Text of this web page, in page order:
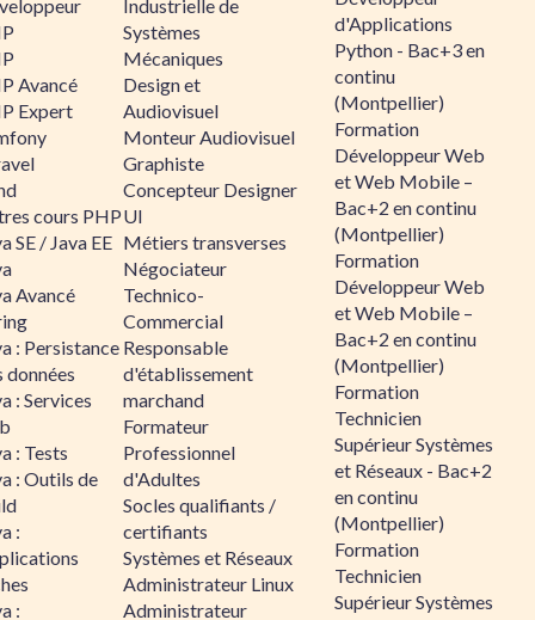
Avancé
Expert
cours PHP
SE / Java EE
Avancé
: Persistance
données
: Services
: Tests
: Outils de
:
:
Industrielle de
Systèmes
Mécaniques
Design et
Audiovisuel
Monteur Audiovisuel
Graphiste
Concepteur Designer
UI
Métiers transverses
Négociateur
Technico-
Commercial
Responsable
d'établissement
marchand
Formateur
Professionnel
d'Adultes
Socles qualifiants /
certifiants
Systèmes et Réseaux
Administrateur Linux
Administrateur
d'Applications
Python - Bac+3 en
continu
(Montpellier)
Formation
Développeur Web
et Web Mobile –
Bac+2 en continu
(Montpellier)
Formation
Développeur Web
et Web Mobile –
Bac+2 en continu
(Montpellier)
Formation
Technicien
Supérieur Systèmes
et Réseaux - Bac+2
en continu
(Montpellier)
Formation
Technicien
Supérieur Systèmes